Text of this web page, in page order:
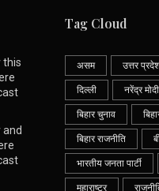
this
and
Tag Cloud
असम उत्तर
दिल्ली नरेंद्र मोदी
बिहार चुनाव
बिहार राजनीति
भारतीय जनता पार्टी
महाराष्ट्र